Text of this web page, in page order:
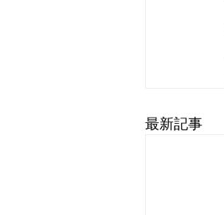
最新記事